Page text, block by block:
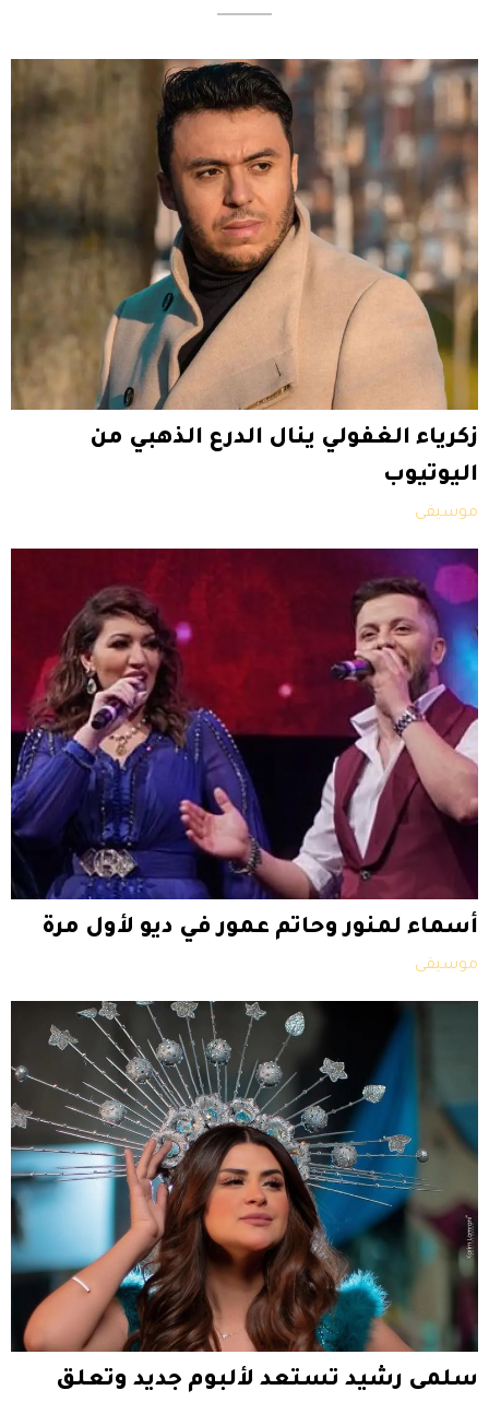
زكرياء الغفولي ينال الدرع الذهبي من
اليوتيوب
موسيقى
أسماء لمنور وحاتم عمور في ديو لأول مرة
موسيقى
سلمى رشيد تستعد لألبوم جديد وتعلق